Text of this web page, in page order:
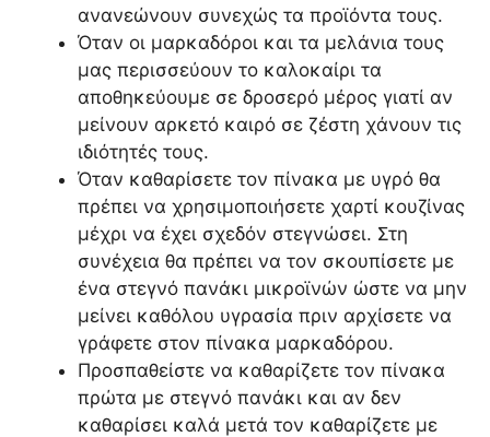
ανανεώνουν συνεχώς τα προϊόντα τους.
Όταν οι μαρκαδόροι και τα μελάνια τους
μας περισσεύουν το καλοκαίρι τα
αποθηκεύουμε σε δροσερό μέρος γιατί αν
μείνουν αρκετό καιρό σε ζέστη χάνουν τις
ιδιότητές τους.
Όταν καθαρίσετε τον πίνακα με υγρό θα
πρέπει να χρησιμοποιήσετε χαρτί κουζίνας
μέχρι να έχει σχεδόν στεγνώσει. Στη
συνέχεια θα πρέπει να τον σκουπίσετε με
ένα στεγνό πανάκι μικροϊνών ώστε να μην
μείνει καθόλου υγρασία πριν αρχίσετε να
γράφετε στον πίνακα μαρκαδόρου.
Προσπαθείστε να καθαρίζετε τον πίνακα
πρώτα με στεγνό πανάκι και αν δεν
καθαρίσει καλά μετά τον καθαρίζετε με